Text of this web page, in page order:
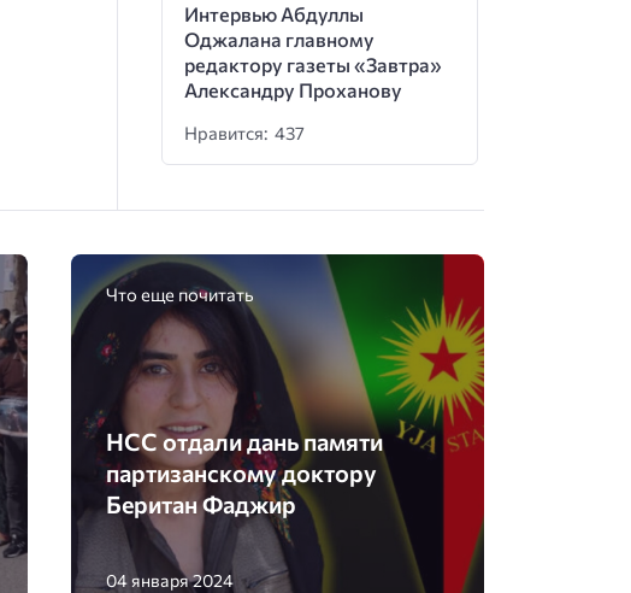
Интервью Абдуллы
Оджалана главному
редактору газеты «Завтра»
Александру Проханову
Нравится: 437
Что еще почитать
НСС отдали дань памяти
партизанскому доктору
Беритан Фаджир
04 января 2024